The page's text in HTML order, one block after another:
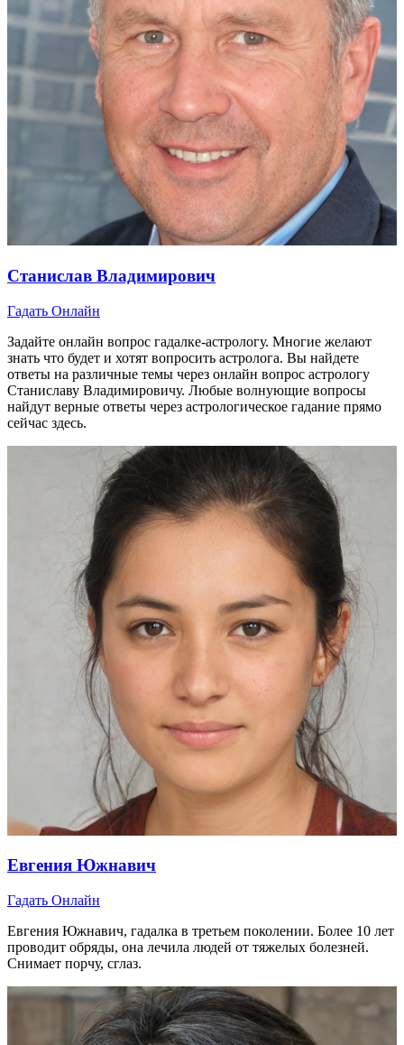
Станислав Владимирович
Гадать Онлайн
Задайте онлайн вопрос гадалке-астрологу. Многие желают
знать что будет и хотят вопросить астролога. Вы найдете
ответы на различные темы через онлайн вопрос астрологу
Станиславу Владимировичу. Любые волнующие вопросы
найдут верные ответы через астрологическое гадание прямо
сейчас здесь.
Евгения Южнавич
Гадать Онлайн
Евгения Южнавич, гадалка в третьем поколении. Более 10 лет
проводит обряды, она лечила людей от тяжелых болезней.
Снимает порчу, сглаз.